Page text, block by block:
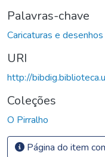
Palavras-chave
Caricaturas e
URI
http://
Coleções
O Pirralho
Página do item